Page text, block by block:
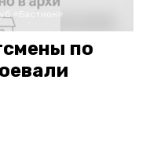
«Бастион»
по